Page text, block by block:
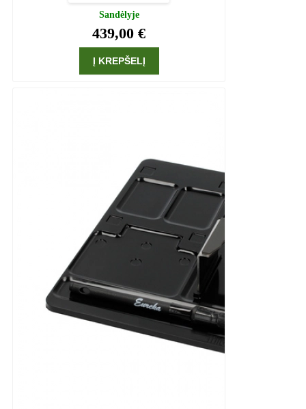
Sandėlyje
439,00 €
Į KREPŠELĮ